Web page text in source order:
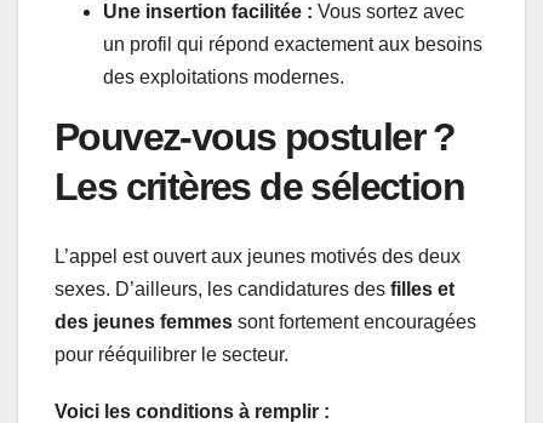
Une insertion facilitée : Vous sortez avec
un profil qui répond exactement aux besoins
des exploitations modernes.
Pouvez-vous postuler ?
Les critères de sélection
L’appel est ouvert aux jeunes motivés des deux
sexes. D’ailleurs, les candidatures des filles et
des jeunes femmes sont fortement encouragées
pour rééquilibrer le secteur.
Voici les conditions à remplir :